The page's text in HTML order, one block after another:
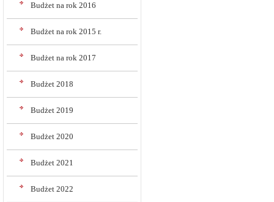
Budżet na rok 2016
Budżet na rok 2015 r.
Budżet na rok 2017
Budżet 2018
Budżet 2019
Budżet 2020
Budżet 2021
Budżet 2022